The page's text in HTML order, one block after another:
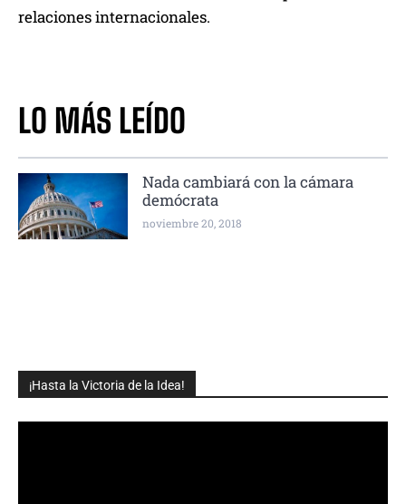
¡Hasta la Victoria de la Idea!
relaciones internacionales.
LO MÁS LEÍDO
Nada cambiará con la cámara
demócrata
noviembre 20, 2018